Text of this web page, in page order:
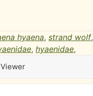
hyaena, strand wolf,
, hyaenidae,